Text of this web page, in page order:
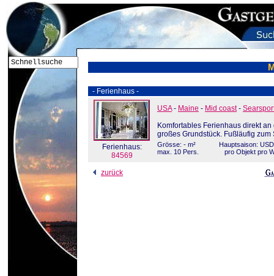
- Ferienhaus -
Ferienhaus:
84569
USA- Maine - Mid coast-
Komfortables Ferienhaus direkt
großes Grundstück. Fußläufig zum
Grösse: - m²
max. 10 Pers.
Hauptsaison:
pro Objekt pro
zurück